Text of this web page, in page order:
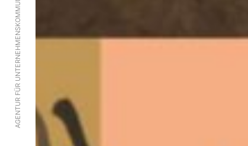
AGENTUR FÜR UNTERNEHMENSKOMMUNIKATION